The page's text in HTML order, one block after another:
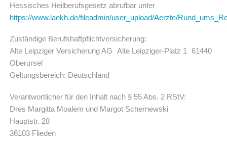
Hessisches Heilberufsgesetz abrufbar unter
https://www.laekh.de/fileadmin/user_upload/Aerzte/
Zuständige Berufshaftpflichtversicherung:
Alte Leipziger Versicherung AG Alte Leipziger-Platz 1 61440
Oberursel
Geltungsbereich: Deutschland
Verantwortlicher für den Inhalt nach § 55 Abs. 2 RStV:
Dres Margitta Moalem und Margot Schernewski
Hauptstr. 28
36103 Flieden